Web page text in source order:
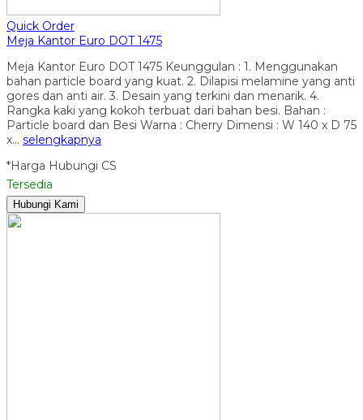
Quick Order
Meja Kantor Euro DOT 1475
Meja Kantor Euro DOT 1475 Keunggulan : 1. Menggunakan
bahan particle board yang kuat. 2. Dilapisi melamine yang anti
gores dan anti air. 3. Desain yang terkini dan menarik. 4.
Rangka kaki yang kokoh terbuat dari bahan besi. Bahan :
Particle board dan Besi Warna : Cherry Dimensi : W 140 x D 75
x… selengkapnya
*Harga Hubungi CS
Tersedia
Hubungi Kami